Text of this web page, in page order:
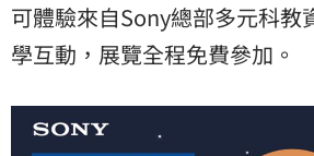
可體驗來自Sony總部多元科教
學互動，展覽全程免費參加。